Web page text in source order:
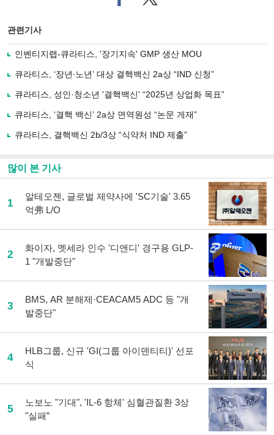
이
로
기
사
유
기
터로
관련기사
인벤티지랩-큐라티스, '장기지속' GMP 생산 MOU
큐라티스, ‘장년∙노년’ 대상 결핵백신 2a상 “IND 신청”
큐라티스, 성인·청소년 '결핵백신' “2025년 상업화 목표”
큐라티스, ‘결핵 백신’ 2a상 면역원성 “논문 게재”
큐라티스, 결핵백신 2b/3상 “식약처 IND 제출”
많이 본 기사
1
알테오젠, 글로벌 제약사에 'SC기술' 3.65
억弗 L/O
2
화이자, 멧세라 인수 '디앤디' 경구용 GLP-
1 "개발중단"
3
BMS, AR 분해제·CEACAM5 ADC 등 "개
발중단"
4
HLB그룹, 신규 'GI(그룹 아이덴티티)' 선포
식
5
노보노 "기대", 'IL-6 항체' 심혈관질환 3상
"실패”